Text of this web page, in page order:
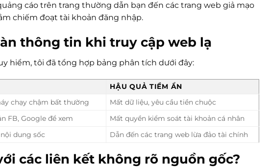
cáo trên trang thường dẫn bạn đến các trang web giả mạo
chiếm đoạt tài khoản đăng nhập.
thông tin khi truy cập web lạ
hiểm, tôi đã tổng hợp bảng phân tích dưới đây:
HẬU QUẢ TIỀM ẨN
chạy chậm bất thường
Mất dữ liệu, yêu cầu tiền chuộc
FB, Google để xem
Mất quyền kiểm soát tài khoản cá nhân
dung sốc Dẫn đến các trang web lừa đảo tài chính
các liên kết không rõ nguồn gốc?